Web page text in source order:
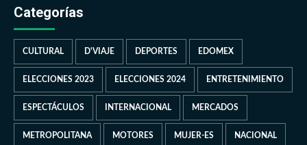
Categorías
CULTURAL D'VIAJE DEPORTES EDOMEX
ELECCIONES 2023 ELECCIONES 2024 ENTRETENIMIENTO
ESPECTÁCULOS INTERNACIONAL MERCADOS
METROPOLITANA MOTORES MUJER-ES NACIONAL